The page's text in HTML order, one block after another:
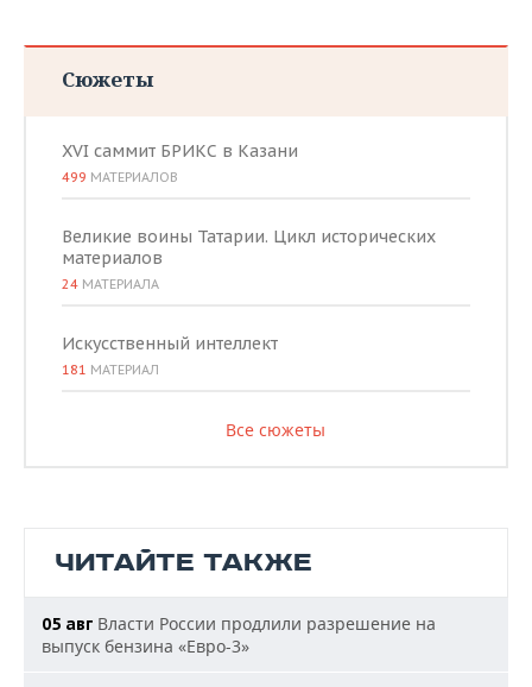
Сюжеты
XVI саммит БРИКС в Казани
499 МАТЕРИАЛОВ
Великие воины Татарии. Цикл исторических
материалов
24 МАТЕРИАЛА
Искусственный интеллект
181 МАТЕРИАЛ
Все сюжеты
ЧИТАЙТЕ ТАКЖЕ
05 авг Власти России продлили разрешение на
выпуск бензина «Евро-3»